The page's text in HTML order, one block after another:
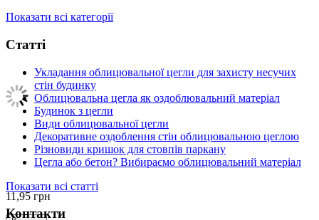
11,95 грн
Показати всі категорії
Статті
Укладання облицювальної цегли для захисту несучих
стін будинку
Облицювальна цегла як оздоблювальний матеріал
Будинок з цегли
Види облицювальної цегли
Декоративне оздоблення стін облицювальною цеглою
Різновиди кришок для стовпів паркану
Цегла або бетон? Вибираємо облицювальний матеріал
Показати всі статті
Контакти